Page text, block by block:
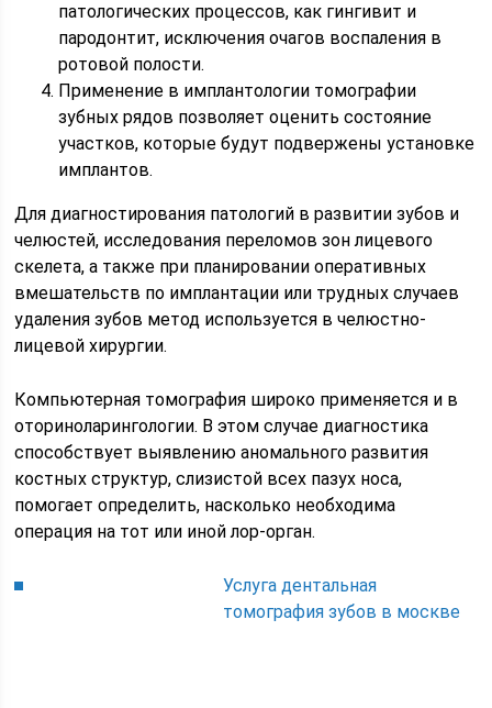
патологических процессов, как гингивит и
пародонтит, исключения очагов воспаления в
ротовой полости.
Применение в имплантологии томографии
зубных рядов позволяет оценить состояние
участков, которые будут подвержены установке
имплантов.
Для диагностирования патологий в развитии зубов и
челюстей, исследования переломов зон лицевого
скелета, а также при планировании оперативных
вмешательств по имплантации или трудных случаев
удаления зубов метод используется в челюстно-
лицевой хирургии.
Компьютерная томография широко применяется и в
оториноларингологии. В этом случае диагностика
способствует выявлению аномального развития
костных структур, слизистой всех пазух носа,
помогает определить, насколько необходима
операция на тот или иной лор-орган.
Услуга дентальная
томография зубов в москве